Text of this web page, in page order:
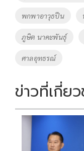
พกพาอาวุธปืน
ภูษิต นาคะพันธุ์
ศาลอุทธรณ์
ข่าวที่เกี่ย